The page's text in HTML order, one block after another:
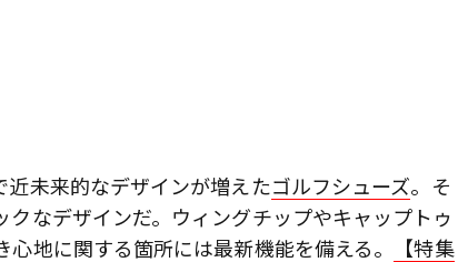
近未来的なデザインが増えたゴルフシューズ。そ
なデザインだ。ウィングチップやキャップトゥ
地に関する箇所には最新機能を備える。
【特集